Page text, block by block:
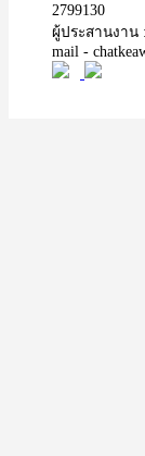
2799130
ผู้ประสานงาน
mail -